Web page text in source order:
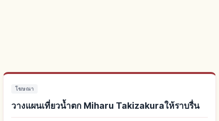
โฆษณา
วางแผนเที่ยวน้ำตก Miharu Takizakuraให้ราบรื่น